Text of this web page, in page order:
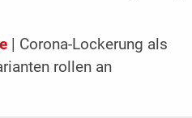
| Corona-Lockerung als
rollen an